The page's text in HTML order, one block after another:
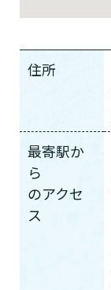
住所
最寄駅か
ら
のアクセ
ス